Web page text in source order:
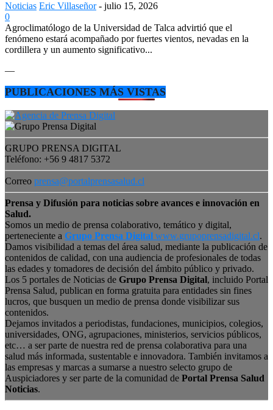
Noticias Eric Villaseñor - julio 15, 2026
0
Agroclimatólogo de la Universidad de Talca advirtió que el
fenómeno estará acompañado por fuertes vientos, nevadas en la
cordillera y un aumento significativo...
—
PUBLICACIONES MÁS VISTAS
GRUPO PRENSA DIGITAL
Teléfono: +56 9 4817 5372
Correo prensa@portalprensasalud.cl
Prensa y Difusión para noticias sobre avances e innovación en
Salud.
Somos un medio de prensa colaborativo, temático y digital,
perteneciente a Grupo Prensa Digital www.grupoprensadigital.cl.
Damos visibilidad a temas del área salud, mediante la publicación de
contenidos de calidad, con una audiencia de profesionales de todas
las edades y tomadores de decisión del ámbito público y privado.
Los 5 portales de Noticias de Grupo Prensa Digital, incluido Portal
Prensa Salud, publican en forma gratuita para entidades sin fines
lucros, que busquen un medio de prensa donde visibilizar sus
contenidos.
Dejamos invitados a periodistas, fundaciones, municipios, colegios,
universidades, ONG, agrupaciones, ministerios, servicios públicos,
etc… a ser parte de nuestra red de prensa colaborativa para una
salud más informada, sustentable e innovadora. También invitamos a
las empresas y marcas a sumarse a nuestro selecto grupo de
Auspiciadores y ser parte de la comunidad de Portal Prensa Salud
Noticias.